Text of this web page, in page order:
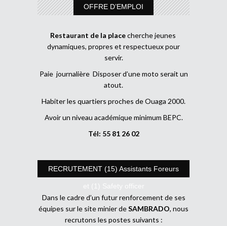
OFFRE D’EMPLOI
Restaurant de la placecherche jeunes
dynamiques, propres et respectueux pour
servir.
Paie journalière Disposer d’une moto serait un
atout.
Habiter les quartiers proches de Ouaga 2000.
Avoir un niveau académique minimum BEPC.
Tél: 55 81 26 02
RECRUTEMENT (15) Assistants Foreurs
et (1) Safety officer
Dans le cadre d’un futur renforcement de ses
équipes sur le site minier deSAMBRADO, nous
recrutons les postes suivants :